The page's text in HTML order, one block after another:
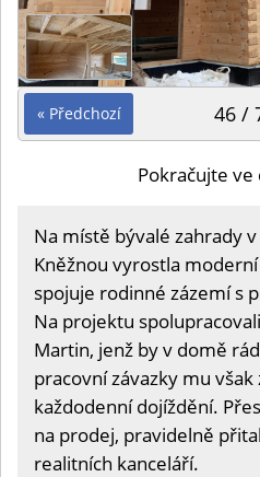
« Předchozí 46 /
Pokračujte ve
Na místě bývalé zahrady
Kněžnou vyrostla
spojuje rodinné zázemí s
Na projektu
Martin, jenž by v domě
pracovní závazky mu
každodenní dojíždění.
na prodej, pravidelně
realitních kanceláří.